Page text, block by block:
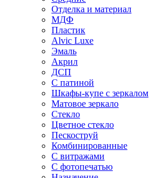
Отделка и материал
МДФ
Пластик
Alvic Luxe
Эмаль
Акрил
ДСП
С патиной
Шкафы-купе с зеркалом
Матовое зеркало
Стекло
Цветное стекло
Пескоструй
Комбинированные
С витражами
С фотопечатью